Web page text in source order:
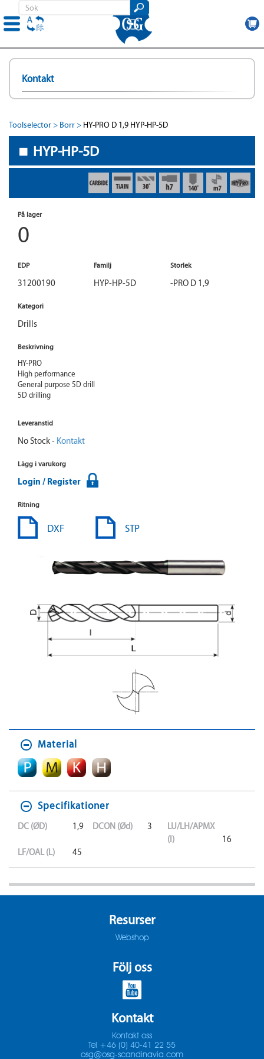
huvudinnehåll
Kontakt
Toolselector Borr HY-PRO D 1,9 HYP-HP-5D
HYP-HP-5D
På lager
0
EDP
31200190
Familj
HYP-HP-5D
Storlek
-PRO D 1,9
Kategori
Drills
Beskrivning
HY-PRO
High performance
General purpose 5D drill
5D drilling
Leveranstid
No Stock - Kontakt
Lägg i varukorg
Login / Register
Ritning
DXF STP
Material
Specifikationer
DC (ØD) 1,9 DCON (Ød) 3
LU/LH/APMX
(l)
16
LF/OAL (L)
45
Resurser
Webshop
Följ oss
Kontakt
Kontakt oss
Tel +46 (0) 40-41 22 55
osg@osg-scandinavia.com